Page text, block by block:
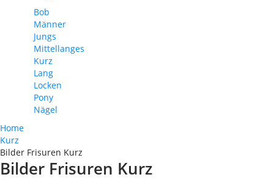
Bob
Männer
Jungs
Mittellanges
Kurz
Lang
Locken
Pony
Nägel
Home
Kurz
Bilder Frisuren Kurz
Bilder Frisuren Kurz